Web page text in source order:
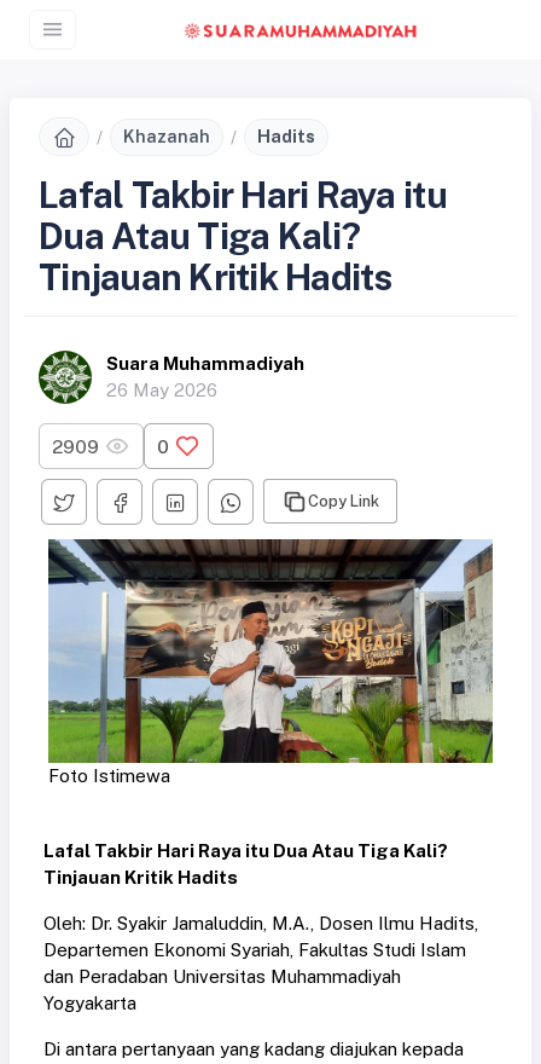
Khazanah Hadits
Lafal Takbir Hari Raya itu
Dua Atau Tiga Kali?
Tinjauan Kritik Hadits
Suara Muhammadiyah
26 May 2026
2909 0
Copy Link
Foto Istimewa
Lafal Takbir Hari Raya itu Dua Atau Tiga Kali?
Tinjauan Kritik Hadits
Oleh: Dr. Syakir Jamaluddin, M.A., Dosen Ilmu Hadits,
Departemen Ekonomi Syariah, Fakultas Studi Islam
dan Peradaban Universitas Muhammadiyah
Yogyakarta
Di antara pertanyaan yang kadang diajukan kepada